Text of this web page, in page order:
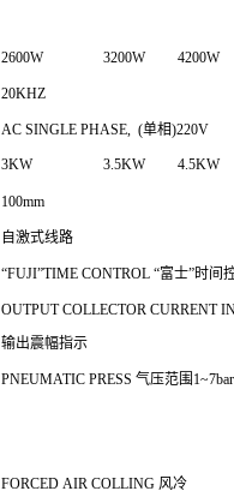
2600W 3200W 4200W
20KHZ
AC SINGLE PHASE, (单相)220V
3KW 3.5KW 4.5KW
100mm
自激式线路
“FUJI”TIME CONTROL “富士”时间
OUTPUT COLLECTOR CURRENT
输出震幅指示
PNEUMATIC PRESS 气压范围1~7bar
FORCED AIR COLLING 风冷